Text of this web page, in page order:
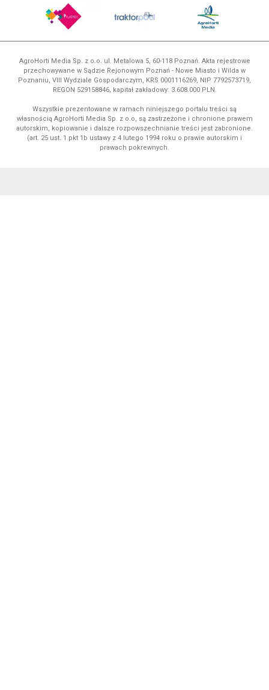
AgroHorti Media Sp. z o.o. ul. Metalowa 5, 60-118 Poznań. Akta rejestrowe
przechowywane w Sądzie Rejonowym Poznań - Nowe Miasto i Wilda w
Poznaniu, VIII Wydziale Gospodarczym, KRS 0001116269, NIP 7792573719,
REGON 529158846, kapitał zakładowy: 3.608.000 PLN.
Wszystkie prezentowane w ramach niniejszego portalu treści są
własnością AgroHorti Media Sp. z o.o, są zastrzeżone i chronione prawem
autorskim, kopiowanie i dalsze rozpowszechnianie treści jest zabronione.
(art. 25 ust. 1 pkt 1b ustawy z 4 lutego 1994 roku o prawie autorskim i
prawach pokrewnych.